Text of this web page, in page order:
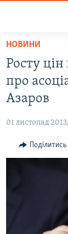
Перейти
основного
матеріалу
Перейти
до
основної
Перейти
до
ВОДА.КРИМ
ВІДЕО ТА ФОТО
БЛОГИ
ПОГЛЯД
ЯК ОБІЙТИ
НОВИНИ
Росту
про
Азаров
01 листопад
Поділитись